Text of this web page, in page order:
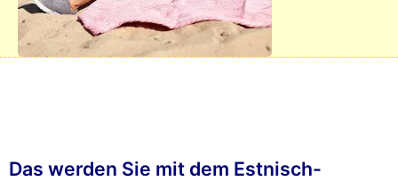
Das werden Sie mit dem Estnisch-